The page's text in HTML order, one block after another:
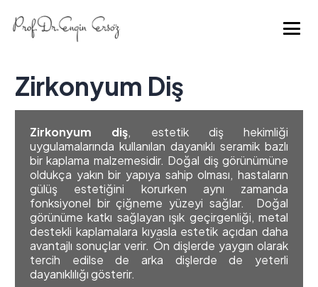
Zirkonyum Diş
Zirkonyum diş, estetik diş hekimliği
uygulamalarında kullanılan dayanıklı seramik bazlı
bir kaplama malzemesidir. Doğal diş görünümüne
oldukça yakın bir yapıya sahip olması, hastaların
gülüş estetiğini korurken aynı zamanda
fonksiyonel bir çiğneme yüzeyi sağlar. Doğal
görünüme katkı sağlayan ışık geçirgenliği, metal
destekli kaplamalara kıyasla estetik açıdan daha
avantajlı sonuçlar verir. Ön dişlerde yaygın olarak
tercih edilse de arka dişlerde de yeterli
dayanıklılığı gösterir.